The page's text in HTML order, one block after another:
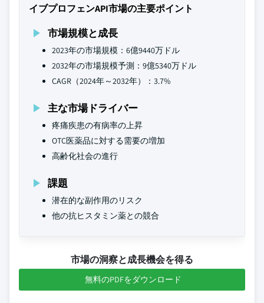
イブプロフェンAPI市場の主要ポイント
市場規模と成長
2023年の市場規模：6億9440万ドル
2032年の市場規模予測：9億5340万ドル
CAGR（2024年～2032年）：3.7%
主な市場ドライバー
疼痛疾患の有病率の上昇
OTC医薬品に対する需要の増加
高齢化社会の進行
課題
潜在的な副作用のリスク
他の抗ヒスタミン薬との競合
市場の洞察と成長機会を得る
無料のPDFをダウンロード